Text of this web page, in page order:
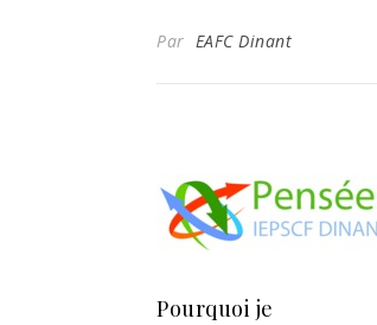
Par EAFC Dinant
Pourquoi je